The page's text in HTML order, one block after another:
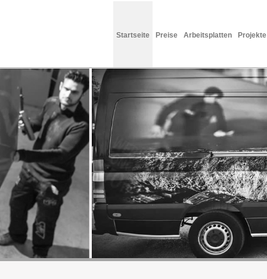
Startseite Preise Arbeitsplatten Projekte